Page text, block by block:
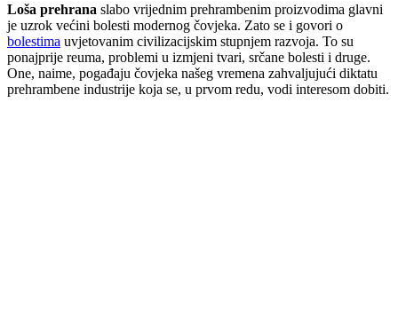
Loša prehrana slabo vrijednim prehrambenim proizvodima glavni
je uzrok većini bolesti modernog čovjeka. Zato se i govori o
bolestima uvjetovanim civilizacijskim stupnjem razvoja. To su
ponajprije reuma, problemi u izmjeni tvari, srčane bolesti i druge.
One, naime, pogađaju čovjeka našeg vremena zahvaljujući diktatu
prehrambene industrije koja se, u prvom redu, vodi interesom dobiti.